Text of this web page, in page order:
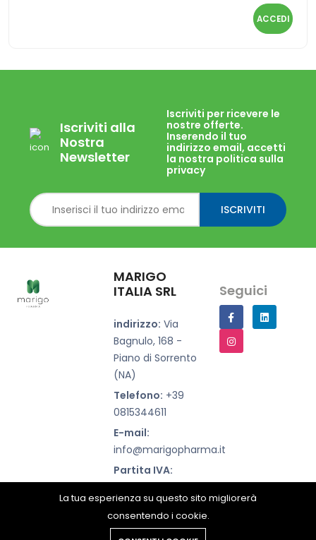
ACCEDI
Iscriviti alla
Nostra
Newsletter
Iscriviti per ricevere le
nostre offerte.
Inserendo il tuo
indirizzo email, accetti
la nostra politica sulla
privacy
ISCRIVITI
MARIGO
ITALIA SRL
indirizzo: Via
Bagnulo, 168 -
Piano di Sorrento
(NA)
Telefono: +39
0815344611
E-mail:
info@marigopharma.it
Partita IVA:
Seguici
La tua esperienza su questo sito migliorerà
consentendo i cookie.